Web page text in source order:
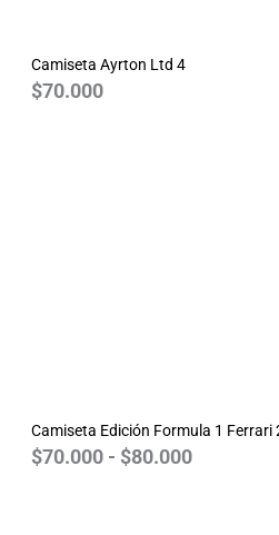
Camiseta Ayrton Ltd 4
$70.000
Camiseta Edición Formula 1 Ferrari
$70.000 - $80.000
precios:
desde